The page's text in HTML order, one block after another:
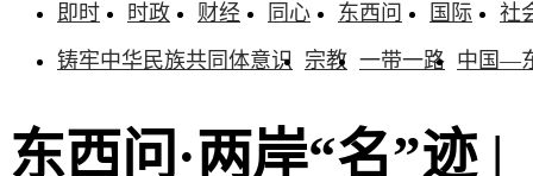
即时 时政 财经 同心 东西问 国际
社
铸牢中华民族共同体意识 宗教 一带一路 中国—
东西问·两岸“名”迹